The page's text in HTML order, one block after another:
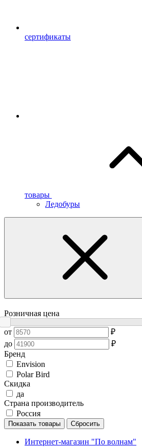
сертификаты
товары
Ледобуры
Розничная цена
от
₽
до
₽
Бренд
Envision
Polar Bird
Скидка
да
Страна производитель
Россия
Показать товары Сбросить
Интернет-магазин "По волнам"